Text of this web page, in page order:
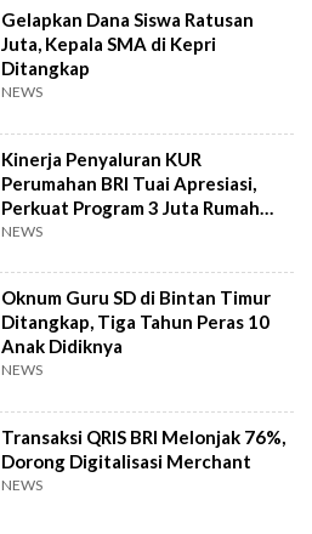
Gelapkan Dana Siswa Ratusan
Juta, Kepala SMA di Kepri
Ditangkap
NEWS
Kinerja Penyaluran KUR
Perumahan BRI Tuai Apresiasi,
Perkuat Program 3 Juta Rumah
Pemerintah
NEWS
Oknum Guru SD di Bintan Timur
Ditangkap, Tiga Tahun Peras 10
Anak Didiknya
NEWS
Transaksi QRIS BRI Melonjak 76%,
Dorong Digitalisasi Merchant
NEWS